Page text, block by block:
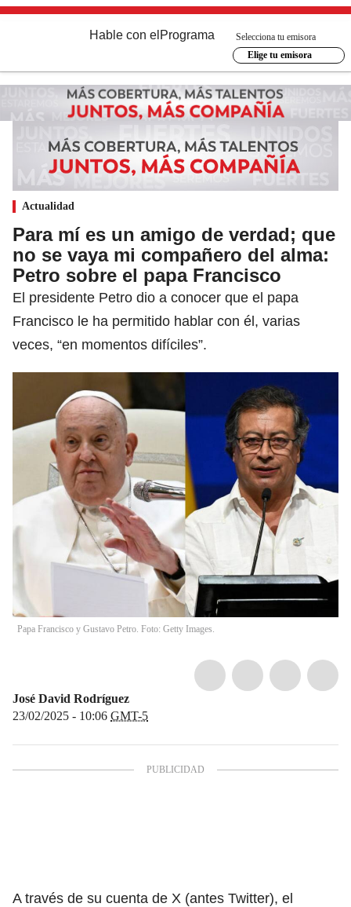
Hable con el Programa
Selecciona tu emisora
Elige tu emisora
Actualidad
Para mí es un amigo de verdad; que
no se vaya mi compañero del alma:
Petro sobre el papa Francisco
El presidente Petro dio a conocer que el papa
Francisco le ha permitido hablar con él, varias
veces, “en momentos difíciles”.
Papa Francisco y Gustavo Petro. Foto: Getty Images.
José David Rodríguez
23/02/2025 - 10:06 GMT-5
A través de su cuenta de X (antes Twitter), el